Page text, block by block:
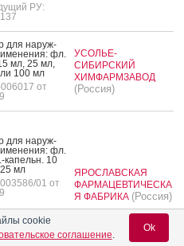
РУ:
для на­руж­
фл.
мл, 25 мл,
100 мл
от
УСОЛЬЕ-
СИБИРСКИЙ
ХИМФАРМЗАВОД
(Россия)
для на­руж­
фл.
ка­пельн. 10
мл
01 от
ЯРОСЛАВСКАЯ
ФАРМАЦЕВТИЧЕСКА
Я ФАБРИКА (Россия)
cookie
соглашение.
Ok